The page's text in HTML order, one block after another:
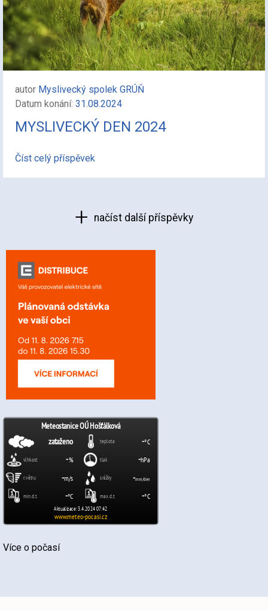
Více o počasí
autor Myslivecký spolek GRÚŇ
Datum konání: 31.08.2024
MYSLIVECKÝ DEN 2024
Číst celý příspěvek
načíst další příspěvky